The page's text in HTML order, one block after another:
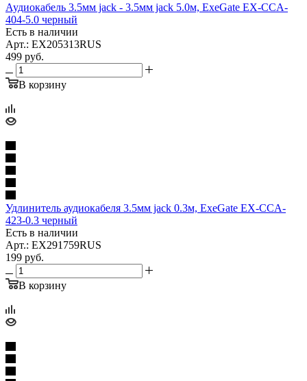
Аудиокабель 3.5мм jack - 3.5мм jack 5.0м, ExeGate EX-CCA-
404-5.0 черный
Есть в наличии
Арт.: EX205313RUS
499 руб.
В корзину
Удлинитель аудиокабеля 3.5мм jack 0.3м, ExeGate EX-CCA-
423-0.3 черный
Есть в наличии
Арт.: EX291759RUS
199 руб.
В корзину